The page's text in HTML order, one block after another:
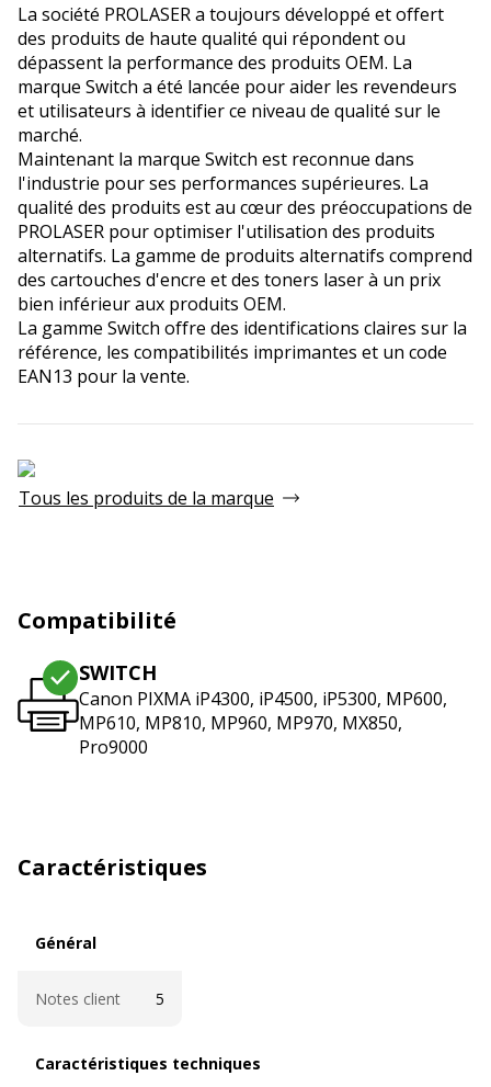
La société PROLASER a toujours développé et offert
des produits de haute qualité qui répondent ou
dépassent la performance des produits OEM. La
marque Switch a été lancée pour aider les revendeurs
et utilisateurs à identifier ce niveau de qualité sur le
marché.
Maintenant la marque Switch est reconnue dans
l'industrie pour ses performances supérieures. La
qualité des produits est au cœur des préoccupations de
PROLASER pour optimiser l'utilisation des produits
alternatifs. La gamme de produits alternatifs comprend
des cartouches d'encre et des toners laser à un prix
bien inférieur aux produits OEM.
La gamme Switch offre des identifications claires sur la
référence, les compatibilités imprimantes et un code
EAN13 pour la vente.
Tous les produits de la marque
Compatibilité
SWITCH
Canon PIXMA iP4300, iP4500, iP5300, MP600,
MP610, MP810, MP960, MP970, MX850,
Pro9000
Caractéristiques
Général
Notes client 5
Caractéristiques techniques